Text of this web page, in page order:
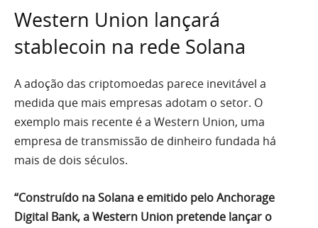
Western Union lançará
stablecoin na rede Solana
A adoção das criptomoedas parece inevitável a
medida que mais empresas adotam o setor. O
exemplo mais recente é a Western Union, uma
empresa de transmissão de dinheiro fundada há
mais de dois séculos.
“Construído na Solana e emitido pelo Anchorage
Digital Bank, a Western Union pretende lançar o